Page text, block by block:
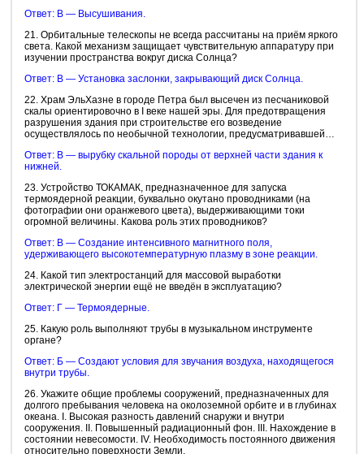
Ответ: В — Высушивания.
21. Орбитальные телескопы не всегда рассчитаны на приём яркого
света. Какой механизм защищает чувствительную аппаратуру при
изучении пространства вокруг диска Солнца?
Ответ: В — Установка заслонки, закрывающий диск Солнца.
22. Храм ЭльХазне в городе Петра был высечен из песчаниковой
скалы ориентировочно в I веке нашей эры. Для предотвращения
разрушения здания при строительстве его возведение
осуществлялось по необычной технологии, предусматривавшей…
Ответ: В — вырубку скальной породы от верхней части здания к
нижней.
23. Устройство ТОКАМАК, предназначенное для запуска
термоядерной реакции, буквально окутано проводниками (на
фотографии они оранжевого цвета), выдерживающими токи
огромной величины. Какова роль этих проводников?
Ответ: В — Создание интенсивного магнитного поля,
удерживающего высокотемпературную плазму в зоне реакции.
24. Какой тип электростанций для массовой выработки
электрической энергии ещё не введён в эксплуатацию?
Ответ: Г — Термоядерные.
25. Какую роль выполняют трубы в музыкальном инструменте
органе?
Ответ: Б — Создают условия для звучания воздуха, находящегося
внутри трубы.
26. Укажите общие проблемы сооружений, предназначенных для
долгого пребывания человека на околоземной орбите и в глубинах
океана. I. Высокая разность давлений снаружи и внутри
сооружения. II. Повышенный радиационный фон. III. Нахождение в
состоянии невесомости. IV. Необходимость постоянного движения
относительно поверхности Земли.